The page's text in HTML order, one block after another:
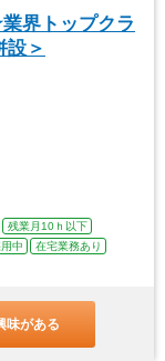
界トップクラ
＞
残業月10ｈ以下
中
在宅業務あり
味がある